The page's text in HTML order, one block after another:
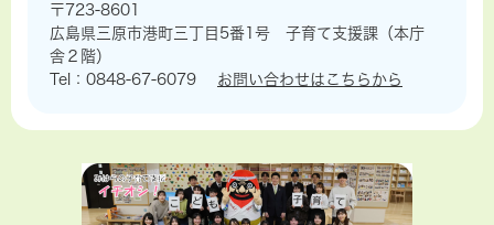
〒723-8601
広島県三原市港町三丁目5番1号 子育て支援課（本庁
舎２階）
Tel：0848-67-6079
お問い合わせはこちらから